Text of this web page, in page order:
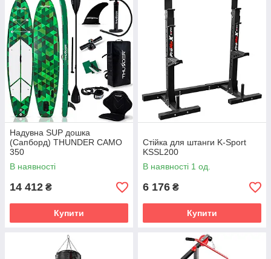
Надувна SUP дошка
(Сапборд) THUNDER CAMO
350
В наявності
14 412 ₴
Купити
Стійка для штанги K-Sport
KSSL200
В наявності 1 од.
6 176 ₴
Купити